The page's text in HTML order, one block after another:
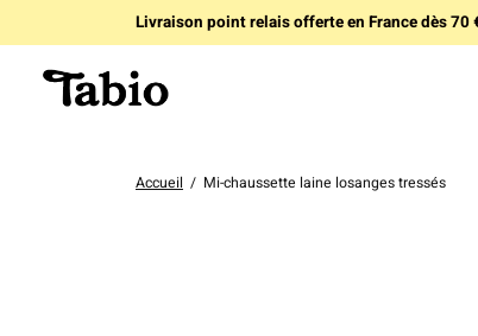
Livraison point relais offerte en France dès
Accueil / Mi-chaussette laine losanges tressés